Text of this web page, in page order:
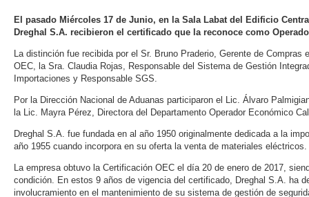
El pasado Miércoles 17 de Junio, en la Sala Labat del Edificio
Dreghal S.A. recibieron el certificado que la reconoce como
La distinción fue recibida por el Sr. Bruno Praderio, Gerente de
OEC, la Sra. Claudia Rojas, Responsable del Sistema de Gestión
Importaciones y Responsable SGS.
Por la Dirección Nacional de Aduanas participaron el Lic. Álvaro
la Lic. Mayra Pérez, Directora del Departamento Operador Económico
Dreghal S.A. fue fundada en al año 1950 originalmente dedicada a la
año 1955 cuando incorpora en su oferta la venta de materiales eléctricos.
La empresa obtuvo la Certificación OEC el día 20 de enero de 2017,
condición. En estos 9 años de vigencia del certificado, Dreghal S.A. ha
involucramiento en el mantenimiento de su sistema de gestión de